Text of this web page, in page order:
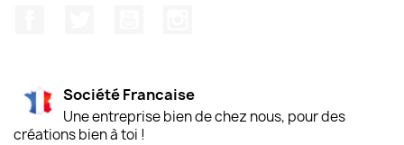
Société Francaise
Une entreprise bien de chez nous, pour des
créations bien à toi !